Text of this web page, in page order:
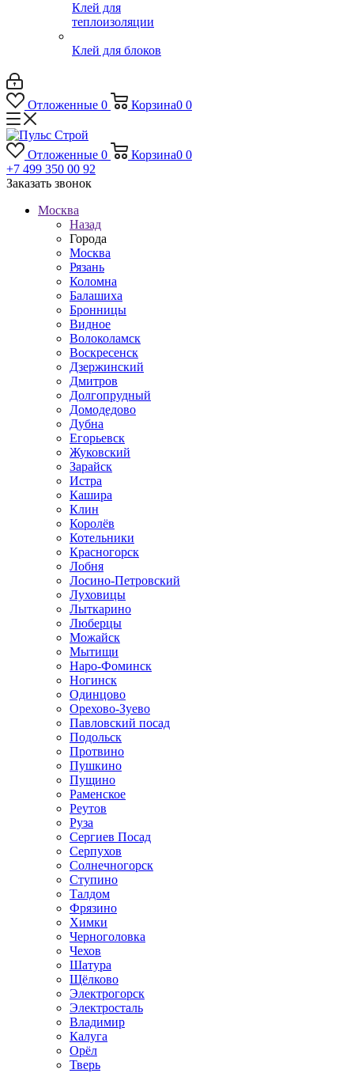
Клей для
теплоизоляции
Клей для блоков
Отложенные 0 Корзина0 0
Отложенные 0 Корзина0 0
+7 499 350 00 92
Заказать звонок
Москва
Назад
Города
Москва
Рязань
Коломна
Балашиха
Бронницы
Видное
Волоколамск
Воскресенск
Дзержинский
Дмитров
Долгопрудный
Домодедово
Дубна
Егорьевск
Жуковский
Зарайск
Истра
Кашира
Клин
Королёв
Котельники
Красногорск
Лобня
Лосино-Петровский
Луховицы
Лыткарино
Люберцы
Можайск
Мытищи
Наро-Фоминск
Ногинск
Одинцово
Орехово-Зуево
Павловский посад
Подольск
Протвино
Пушкино
Пущино
Раменское
Реутов
Руза
Сергиев Посад
Серпухов
Солнечногорск
Ступино
Талдом
Фрязино
Химки
Черноголовка
Чехов
Шатура
Щёлково
Электрогорск
Электросталь
Владимир
Калуга
Орёл
Тверь